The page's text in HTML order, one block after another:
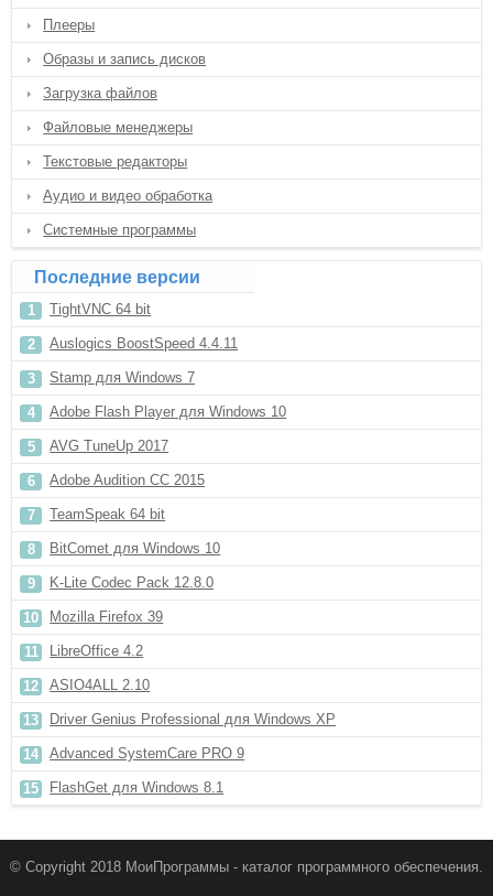
Плееры
Образы и запись дисков
Загрузка файлов
Файловые менеджеры
Текстовые редакторы
Аудио и видео обработка
Системные программы
Последние версии
TightVNC 64 bit
Auslogics BoostSpeed 4.4.11
Stamp для Windows 7
Adobe Flash Player для Windows 10
AVG TuneUp 2017
Adobe Audition CC 2015
TeamSpeak 64 bit
BitComet для Windows 10
K-Lite Codec Pack 12.8.0
Mozilla Firefox 39
LibreOffice 4.2
ASIO4ALL 2.10
Driver Genius Professional для Windows XP
Advanced SystemCare PRO 9
FlashGet для Windows 8.1
© Copyright 2018 МоиПрограммы - каталог программного обеспечения.